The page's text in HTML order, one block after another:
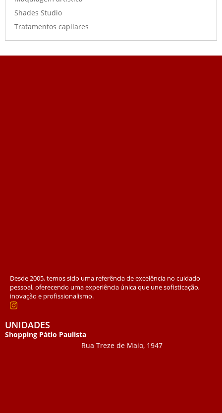
Shades Studio
Tratamentos capilares
Desde 2005, temos sido uma referência de excelência no cuidado
pessoal, oferecendo uma experiência única que une sofisticação,
inovação e profissionalismo.
UNIDADES
Shopping Pátio Paulista
Rua Treze de Maio, 1947